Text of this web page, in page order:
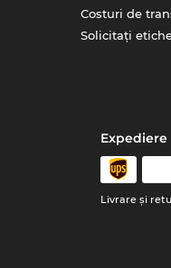
Costuri de
Solicitați
Expediere
Livrare şi